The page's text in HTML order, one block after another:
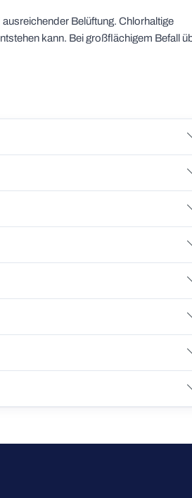
Belüftung. Chlorhaltige
kann. Bei großflächigem Befall